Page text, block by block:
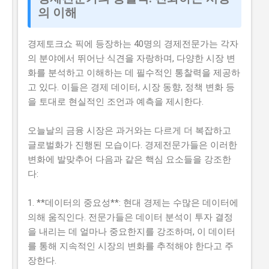
의 이해
경제토크쇼 픽에 등장하는 40명의 경제전문가는 각자
의 분야에서 뛰어난 식견을 자랑하며, 다양한 시장 변
화를 분석하고 이해하는 데 필수적인 통찰력을 제공하
고 있다. 이들은 경제 데이터, 시장 동향, 정책 변화 등
을 토대로 현실적인 조언과 예측을 제시한다.
오늘날의 금융 시장은 과거와는 다르게 더 복잡하고
글로벌화가 진행된 모습이다. 경제전문가들은 이러한
변화에 발맞추어 다음과 같은 핵심 요소들을 강조한
다:
1. **데이터의 중요성**: 현대 경제는 수많은 데이터에
의해 움직인다. 전문가들은 데이터 분석이 투자 결정
을 내리는 데 얼마나 중요한지를 강조하며, 이 데이터
를 통해 지속적인 시장의 변화를 추적해야 한다고 주
장한다.